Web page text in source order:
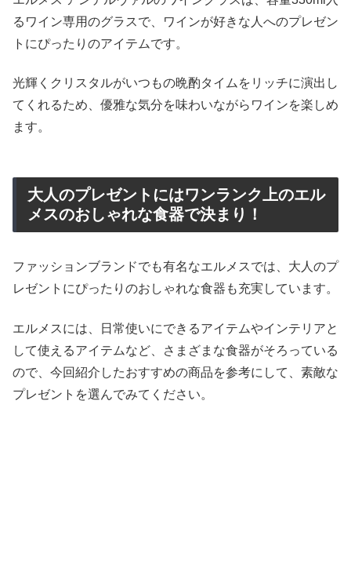
るワイン専用のグラスで、ワインが好きな人へのプレゼン
トにぴったりのアイテムです。
光輝くクリスタルがいつもの晩酌タイムをリッチに演出し
てくれるため、優雅な気分を味わいながらワインを楽しめ
ます。
大人のプレゼントにはワンランク上のエル
メスのおしゃれな食器で決まり！
ファッションブランドでも有名なエルメスでは、大人のプ
レゼントにぴったりのおしゃれな食器も充実しています。
エルメスには、日常使いにできるアイテムやインテリアと
して使えるアイテムなど、さまざまな食器がそろっている
ので、今回紹介したおすすめの商品を参考にして、素敵な
プレゼントを選んでみてください。